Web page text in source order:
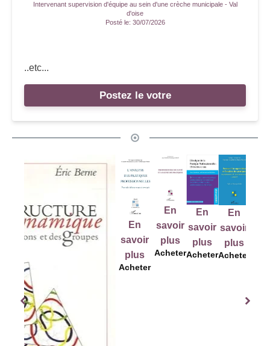
Intervenant supervision d'équipe au sein d'une crèche municipale - Val
d'oise
Posté le: 30/07/2026
..etc...
Postez le votre
En
savoir
En
savoir
plus
Acheter
En
savoir
plus
Acheter
En
savoir
plus
Acheter
En
savoir
plus
Acheter